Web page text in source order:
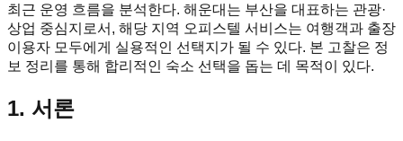
최근 운영 흐름을 분석한다. 해운대는 부산을 대표하는 관광·
상업 중심지로서, 해당 지역 오피스텔 서비스는 여행객과 출장
이용자 모두에게 실용적인 선택지가 될 수 있다. 본 고찰은 정
보 정리를 통해 합리적인 숙소 선택을 돕는 데 목적이 있다.
1. 서론